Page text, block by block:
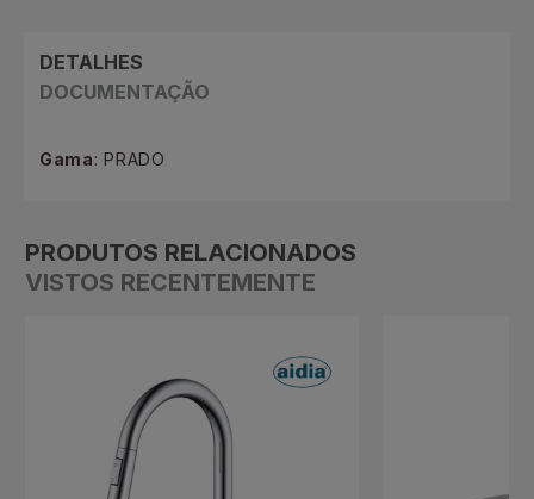
DETALHES
DOCUMENTAÇÃO
Gama: PRADO
PRODUTOS RELACIONADOS
VISTOS RECENTEMENTE